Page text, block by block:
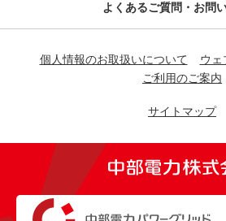
よくあるご質問・お問
個人情報のお取扱いについて
ウェ
ご利用のご案内
サイトマップ